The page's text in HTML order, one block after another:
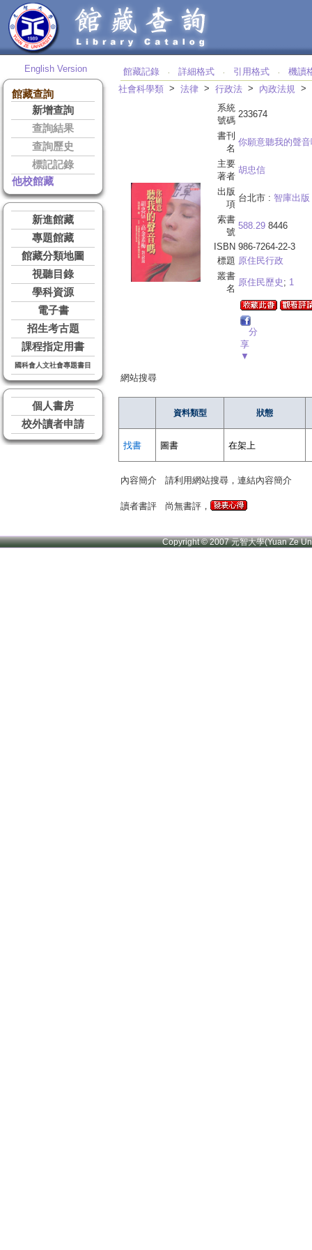
English Version
館藏查詢
新增查詢
查詢結果
查詢歷史
標記記錄
他校館藏
新進館藏
專題館藏
館藏分類地圖
視聽目錄
學科資源
電子書
招生考古題
課程指定用書
國科會人文社會專題書目
個人書房
校外讀者申請
館藏記錄 ‧ 詳細格式 ‧ 引用格式 ‧
機讀
社會科學類 > 法律 > 行政法 > 內政法規 >
系統
號碼
233674
書刊
名
你願意聽我的聲
主要
著者
胡忠信
出版
項
台北市 : 智庫出版
索書
號
588.29 8446
ISBN 986-7264-22-3
標題 原住民行政
叢書
名
原住民歷史 ; 1
分
享
▼
網站搜尋
資料類型 狀態
找書 圖書 在架上
內容簡介 請利用網站搜尋，連結內容簡介
讀者書評 尚無書評，
Copyright © 2007 元智大學(Yuan Ze